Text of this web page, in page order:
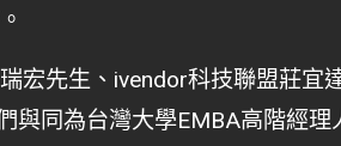
宏先生、ivendor科技聯盟莊宜
與同為台灣大學EMBA高階經理